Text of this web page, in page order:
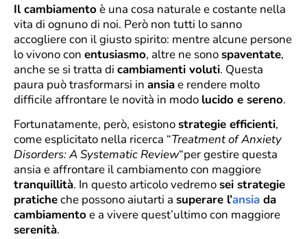
Il cambiamentoè una cosa naturale e costante nella
vita di ognuno di noi. Però non tutti lo sanno
accogliere con il giusto spirito: mentre alcune persone
lo vivono con entusiasmo, altre ne sonospaventate,
anche se si tratta di cambiamenti voluti. Questa
paura può trasformarsi in ansiae rendere molto
difficile affrontare le novità in modo lucido e sereno.
Fortunatamente, però, esistonostrategie efficienti,
come esplicitato nella ricerca “Treatment of Anxiety
Disorders: A Systematic Review“per gestire questa
ansia e affrontare il cambiamento con maggiore
tranquillità. In questo articolo vedremosei strategie
praticheche possono aiutarti a superare l’ansia da
cambiamentoe a vivere quest’ultimo con maggiore
serenità.